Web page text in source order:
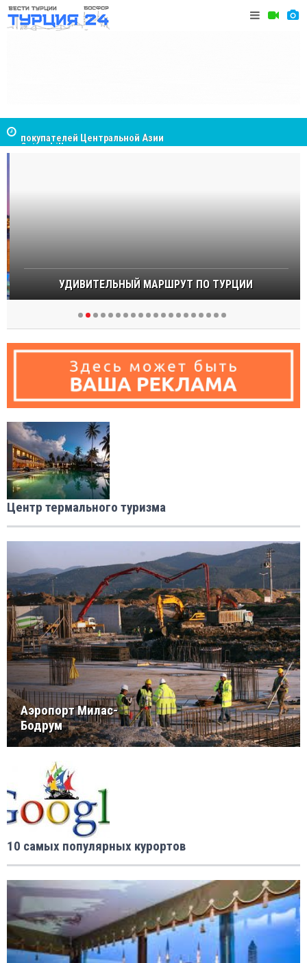
Cottonhill покоряет мировые рынки
УДИВИТЕЛЬНЫЙ МАРШРУТ ПО ТУРЦИИ
Центр термального туризма
Аэропорт Милас-
Бодрум
10 самых популярных курортов